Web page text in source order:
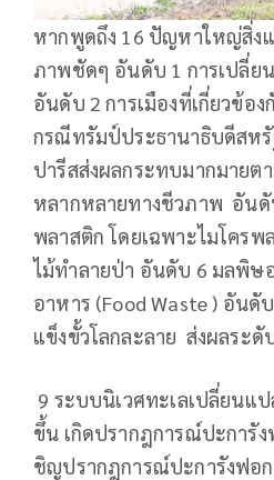
หากพูดถึง 16 ปัญหาใหญ่สิ่ง
ภาพชัดๆ อันดับ 1 การเปลี่ย
อันดับ 2 การเมืองที่เกี่ยวข้อ
กรณีทรัมป์ประธานาธิบดีสห
ปารีสส่งผลกระทบมากมายต
หลากหลายทางชีวภาพ อัน
พลาสติก โดยเฉพาะไมโคร
ไม้ทำลายป่า อันดับ 6 มลพิษ
อาหาร (Food Waste ) อัน
แข็งขั้วโลกละลาย ส่งผลระ
9 ระบบนิเวศทะเลเปลี่ยนแ
ขึ้น เกิดปรากฎการณ์ปะการัง
ชิญปรากฎการณ์ปะการังฟอ